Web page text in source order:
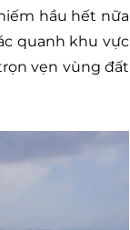
hầu hết nữa
quanh khu vực
vẹn vùng đất